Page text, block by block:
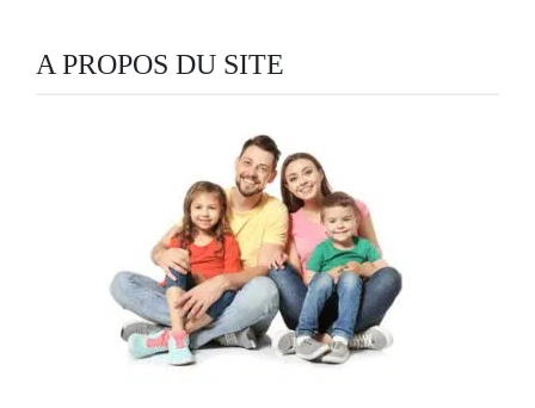
A PROPOS DU SITE